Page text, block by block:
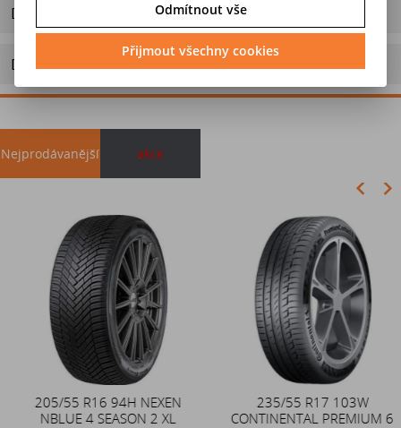
Dotaz na výrobek
Doporučit výrobek
Nejprodávanější akce
205/55 R16 94H NEXEN
NBLUE 4 SEASON 2 XL
235/55 R17 103W
CONTINENTAL PREMIUM 6
Duše 12x4 (4.00-4) kovový
zahnutý ventil TR87
Odmítnout vše
Přijmout všechny cookies